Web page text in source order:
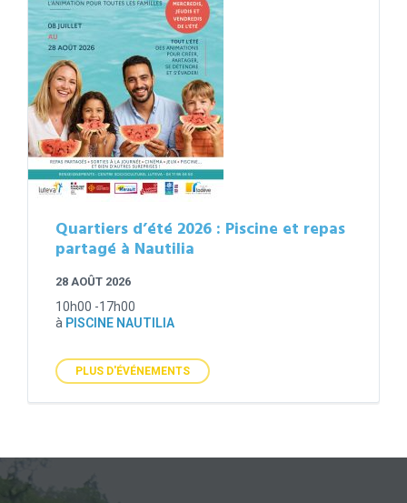
Quartiers d’été 2026 : Piscine et repas
partagé à Nautilia
28 AOÛT 2026
10h00 -17h00
à PISCINE NAUTILIA
PLUS D'ÉVÉNEMENTS